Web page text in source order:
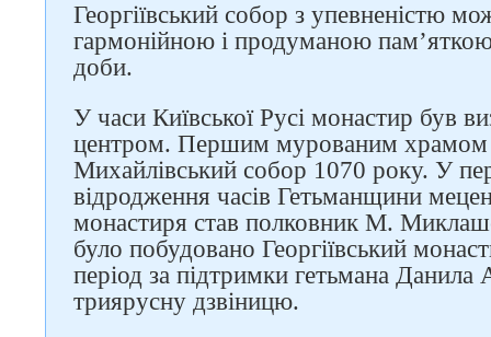
Георгіївський собор з упевненістю
гармонійною і продуманою пам’яткою
доби.
У часи Київської Русі монастир був
центром. Першим мурованим храмом
Михайлівський собор 1070 року. У
відродження часів Гетьманщини
монастиря став полковник М.
було побудовано Георгіївський
період за підтримки гетьмана
триярусну дзвіницю.